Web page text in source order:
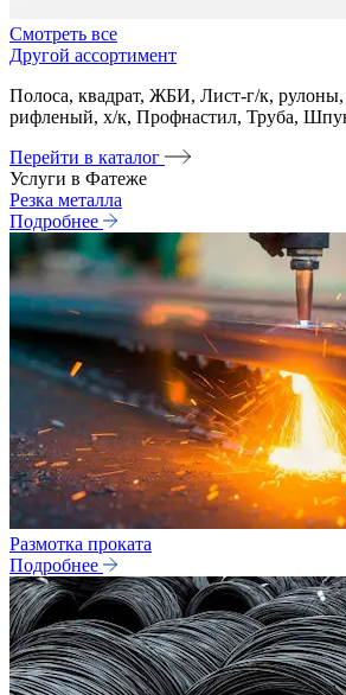
Смотреть все
Другой ассортимент
Полоса, квадрат, ЖБИ, Лист-г/к,
рифленый, х/к, Профнастил, Труба,
Перейти в каталог
Услуги в Фатеже
Резка металла
Подробнее
Размотка проката
Подробнее